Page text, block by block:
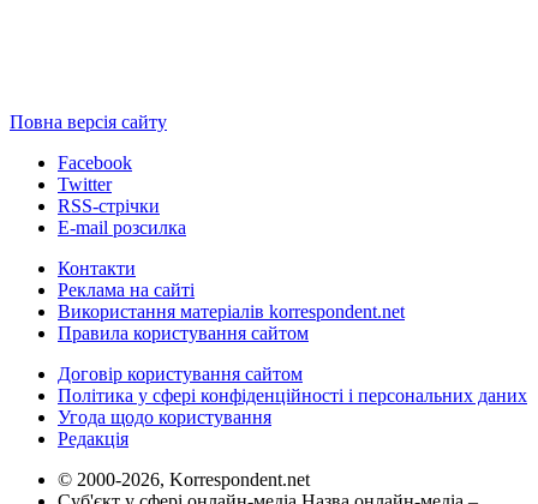
Повна версія сайту
Facebook
Twitter
RSS-стрічки
E-mail розсилка
Контакти
Реклама на сайті
Використання матеріалів korrespondent.net
Правила користування сайтом
Договір користування сайтом
Політика у сфері конфіденційності і персональних даних
Угода щодо користування
Редакція
© 2000-2026, Korrespondent.net